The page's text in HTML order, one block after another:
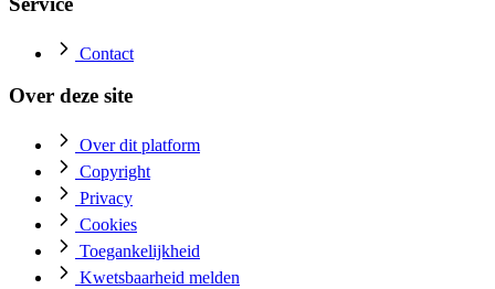
Contact
Over deze site
Over dit platform
Copyright
Privacy
Cookies
Toegankelijkheid
Kwetsbaarheid melden